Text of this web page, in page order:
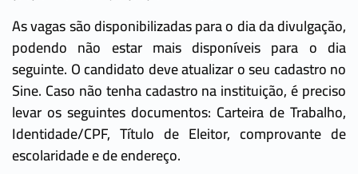
As vagas são disponibilizadas para o dia da divulgação,
podendo não estar mais disponíveis para o dia
seguinte. O candidato deve atualizar o seu cadastro no
Sine. Caso não tenha cadastro na instituição, é preciso
levar os seguintes documentos: Carteira de Trabalho,
Identidade/CPF, Título de Eleitor, comprovante de
escolaridade e de endereço.